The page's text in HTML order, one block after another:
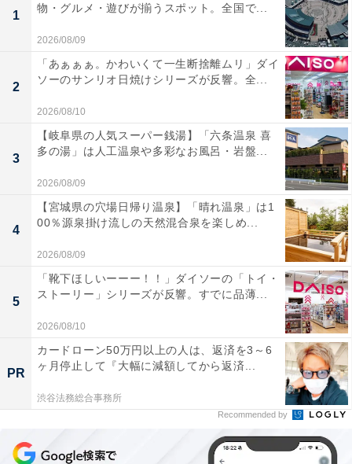
1
物・グルメ・遊びが揃うスポット。全国で...
2026/08/09
2
「あぁぁぁ。かわいくて一生断捨離ムリ」ダイ
ソーのサンリオ日焼けシリーズが反響。全...
2026/08/10
3
【岐阜県の人気スーパー銭湯】「六条温泉 喜
多の湯」は人工温泉や多彩なお風呂・岩盤...
2026/08/09
4
【宮城県の穴場日帰り温泉】「晴れ温泉」は1
00％源泉掛け流しの天然混合泉を楽しめ...
2026/08/09
5
「靴下ほしいーーー！！」ダイソーの「トイ・
ストーリー」シリーズが反響。すでに品薄...
2026/08/10
PR
カードローン50万円以上の人は、返済を3～6
ヶ月停止して『大幅に減額してから返済...
渋谷法務総合事務所
Recommended by